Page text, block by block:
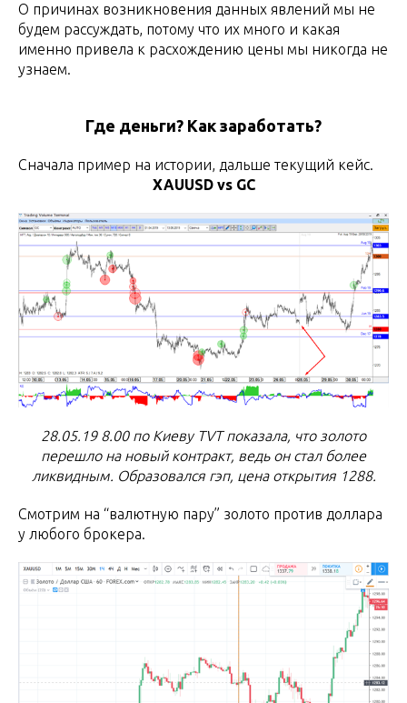
О причинах возникновения данных явлений мы не
будем рассуждать, потому что их много и какая
именно привела к расхождению цены мы никогда не
узнаем.
Где деньги? Как заработать?
Сначала пример на истории, дальше текущий кейс.
XAUUSD vs GC
28.05.19 8.00 по Киеву TVT показала, что золото
перешло на новый контракт, ведь он стал более
ликвидным. Образовался гэп, цена открытия 1288.
Смотрим на “валютную пару” золото против доллара
у любого брокера.